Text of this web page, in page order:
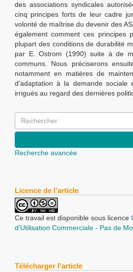
des associations syndicales
cinq principes forts de leur cadre
volonté de maîtrise du devenir des
également comment ces principes
plupart des conditions de durabilité
par E. Ostrom (1990) suite à de
communs. Nous préciserons
notamment en matières de
d'adaptation à la demande sociale
irrigués au regard des dernières
Recherche avancée
Licence de l'article
Ce travail est disponible sous licence
d'Utilisation Commerciale - Pas de
Télécharger l'article